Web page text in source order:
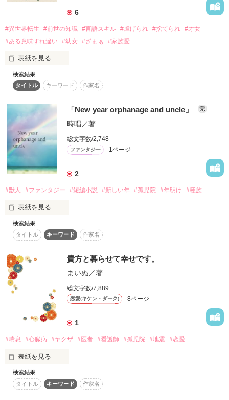
作品を読む
ゆるして
H20.11.25公開
＊＊＊＊
saori@さんが作曲された
オリジナルソングとの
クリスマス・コラボ小説です。
もし、よろしければ
聞きに行ってくださいね。
サンクス☆レビュー
紅花-ﾍﾞﾆｶ- さま
作品を読む
春、夏、秋、冬………─────
５年の月日が流れた。
22歳の春
彼女は再び、俺の前に現れた。
国王暗殺の容疑者として…─────
＊‐‐‐‐‐‐‐‐‐‐＊
国王暗殺の容疑者：ティナ＝スターチス
新米王立兵団員：ハース＝アスチルベ
＊‐‐‐‐‐‐‐‐‐‐＊
俺は知らなかったんだ。
彼女の葛藤を
彼女が殺した感情を
何も…知らなかったんだ。
6
#異世界転生 #前世の知識 #言語スキル #虐げられ #捨てられ #才女
#ある意味すれ違い #幼女 #ざまぁ #家族愛
表紙を見る
捨て子だったサリーは転生者だったため、義理の母親や兄妹に
辛くあたられながらも強く生きていた。だがサリーを拾ってく
れた祖母が亡くなると、八歳で立ち入りが禁じられている森に
捨てられる。
サリーは森の中を彷徨っているうちに巨大な魔法陣を踏んでし
まう。気がつけば、そこは知らない国の公爵家の一室だった。
不思議な縁を感じた公爵は、サリーの数学の才能を見込んで息
子の勉強相手として面倒を見ることに。
公爵は、長い間、亡くなった兄の恋人の行方を探していた。兄
が死ぬ間際に、恋人が妊娠していると言い残したのだ。手がか
りが掴めず苦悩する公爵。公爵家でのびのび過ごすサリー。
第6回ベリーズカフェファンタジー小説大賞応募作のため完結
設定しています。
作品を読む
検索結果
タイトル
キーワード 作家名
「New year orphanage and uncle」 完
時唱／著
総文字数/2,748
ファンタジー 1ページ
2
#獣人 #ファンタジー #短編小説 #新しい年 #孤児院 #年明け #種族
表紙を見る
此処は新しい年になったばかりの汚れたどこかの惑星のどこか
の国のどこかの街。
街はいつもより盛況のようだ。
そして、この物語はとある孤児院でのある1日の御話。
ファンタジーに興味のある君にはきっとぴったりだろう。
さあっ！どうぞごゆっくり。。
作品を読む
検索結果
タイトル
キーワード 作家名
貴方と暮らせて幸せです。
まいぬ／著
総文字数/7,889
恋愛(キケン・ダーク) 8ページ
1
#喘息 #心臓病 #ヤクザ #医者 #看護師 #孤児院 #地震 #恋愛
表紙を見る
楽しんで読んでいただけたらなと思います。
※続編では、ありません。誰でもお読みいただけます。
検索結果
タイトル
キーワード 作家名